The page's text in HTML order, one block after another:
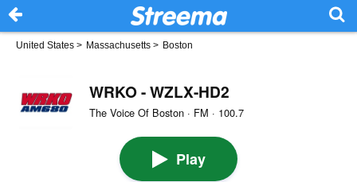
United States > Massachusetts > Boston
WRKO - WZLX-HD2
The Voice Of Boston · FM · 100.7
Play